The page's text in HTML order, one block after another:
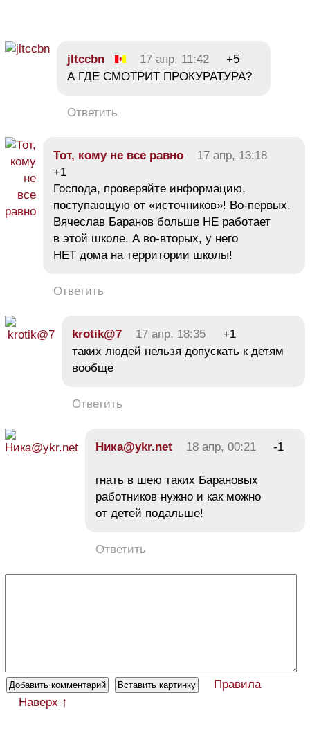
jltccbn 17 апр, 11:42
+5
А ГДЕ СМОТРИТ ПРОКУРАТУРА?
Ответить
Тот, кому не все равно
17 апр, 13:18
+1
Господа, проверяйте информацию,
поступающую от «источников»! Во-первых,
Вячеслав Баранов больше НЕ работает
в этой школе. А во-вторых, у него
НЕТ дома на территории школы!
Ответить
krotik@7 17 апр, 18:35
+1
таких людей нельзя допускать к детям
вообще
Ответить
Ника@ykr.net 18 апр, 00:21 -1
гнать в шею таких Барановых
работников нужно и как можно
от детей подальше!
Ответить
Правила
Наверх ↑